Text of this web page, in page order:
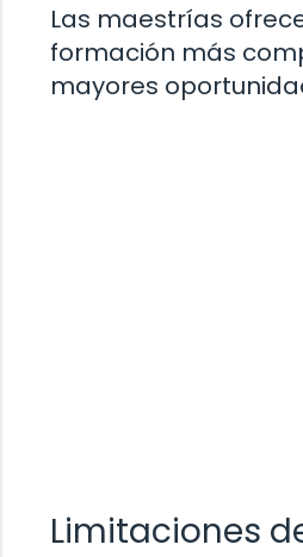
Las maestrías
formación más
mayores
Limitaciones